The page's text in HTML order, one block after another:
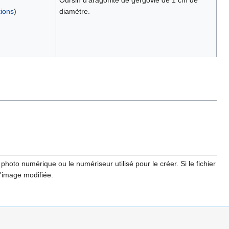
)
diamètre.
numérique ou le numériseur utilisé pour le créer. Si le fichier
modifiée.